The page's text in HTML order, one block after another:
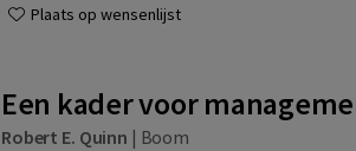
Plaats op wensenlijst
Een kader voor
Robert E. Quinn | Boom